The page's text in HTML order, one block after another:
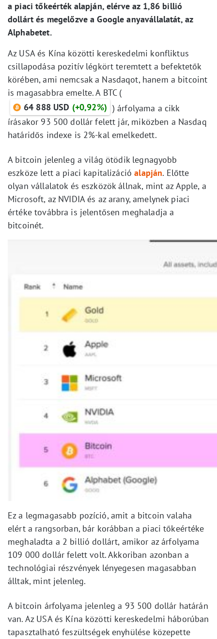
a piaci tőkeérték alapján, elérve az 1,86 billió
dollárt és megelőzve a Google anyavállalatát, az
Alphabetet.
Az USA és Kína közötti kereskedelmi konfliktus
csillapodása pozitív légkört teremtett a befektetők
körében, ami nemcsak a Nasdaqot, hanem a bitcoint
is magasabbra emelte. A BTC (
64 888 USD (+0,92%) ) árfolyama a cikk
írásakor 93 500 dollár felett jár, miközben a Nasdaq
határidős indexe is 2%-kal emelkedett.
A bitcoin jelenleg a világ ötödik legnagyobb
eszköze lett a piaci kapitalizációalapján. Előtte
olyan vállalatok és eszközök állnak, mint az Apple, a
Microsoft, az NVIDIA és az arany, amelynek piaci
értéke továbbra is jelentősen meghaladja a
bitcoinét.
Ez a legmagasabb pozíció, amit a bitcoin valaha
elért a rangsorban, bár korábban a piaci tőkeértéke
meghaladta a 2 billió dollárt, amikor az árfolyama
109 000 dollár felett volt. Akkoriban azonban a
technológiai részvények lényegesen magasabban
álltak, mint jelenleg.
A bitcoin árfolyama jelenleg a 93 500 dollár határán
van. Az USA és Kína közötti kereskedelmi háborúban
tapasztalható feszültségek enyhülése közepette